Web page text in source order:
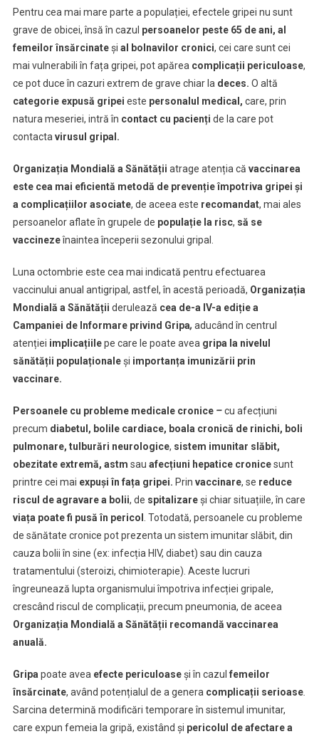
Pentru cea mai mare parte a populației, efectele gripei nu sunt
grave de obicei, însă în cazul persoanelor peste 65 de ani, al
femeilor însărcinateși al bolnavilor cronici, cei care sunt cei
mai vulnerabili în fața gripei, pot apărea complicații periculoase,
ce pot duce în cazuri extrem de grave chiar la deces. O altă
categorie expusă gripei este personalul medical, care, prin
natura meseriei, intră în contact cu pacienți de la care pot
contacta virusul gripal.
Organizația Mondială a Sănătății atrage atenția că vaccinarea
este cea mai eficientă metodă de prevenție împotriva gripei și
a complicațiilor asociate, de aceea este recomandat, mai ales
persoanelor aflate în grupele de populație la risc, să se
vaccinezeînaintea începerii sezonului gripal.
Luna octombrie este cea mai indicată pentru efectuarea
vaccinului anual antigripal, astfel, în acestă perioadă, Organizația
Mondială a Sănătății derulează cea de-a IV-a ediție a
Campaniei de Informare privind Gripa, aducând în centrul
atenției implicațiilepe care le poate avea gripa la nivelul
sănătății populaționaleși importanța imunizării prin
vaccinare.
Persoanele cu probleme medicale cronice–cu afecțiuni
precum diabetul, bolile cardiace, boala cronică de rinichi, boli
pulmonare, tulburări neurologice, sistem imunitar slăbit,
obezitate extremă, astm sau afecțiuni hepatice cronicesunt
printre cei mai expuși în fața gripei. Prin vaccinare, se reduce
riscul de agravare a bolii, de spitalizareși chiar situațiile, în care
viața poate fi pusă în pericol . Totodată, persoanele cu probleme
de sănătate cronice pot prezenta un sistem imunitar slăbit, din
cauza bolii în sine (ex: infecția HIV, diabet) sau din cauza
tratamentului (steroizi, chimioterapie). Aceste lucruri
îngreunează lupta organismului împotriva infecției gripale,
crescând riscul de complicații, precum pneumonia, de aceea
Organizația Mondială a Sănătății recomandă vaccinarea
anuală.
Gripa poate avea efecte periculoaseși în cazul femeilor
însărcinate, având potențialul de a genera complicații serioase.
Sarcina determină modificări temporare în sistemul imunitar,
care expun femeia la gripă, existând și pericolul de afectare a